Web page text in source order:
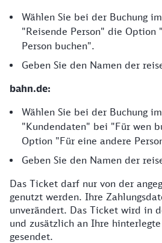
Wählen Sie bei der Buchung
"Reisende Person" die Option
Person buchen".
Geben Sie den Namen der
bahn.de:
Wählen Sie bei der Buchung
"Kundendaten" bei "Für wen
Option "Für eine andere
Geben Sie den Namen der
Das Ticket darf nur von der
genutzt werden. Ihre
unverändert. Das Ticket wird in
und zusätzlich an Ihre
gesendet.